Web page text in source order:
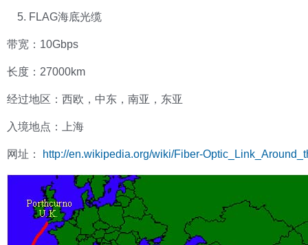
FLAG海底光缆
带宽：10Gbps
长度：27000km
经过地区：西欧，中东，南亚，东亚
入境地点：上海
网址： http://en.wikipedia.org/wiki/Fiber-